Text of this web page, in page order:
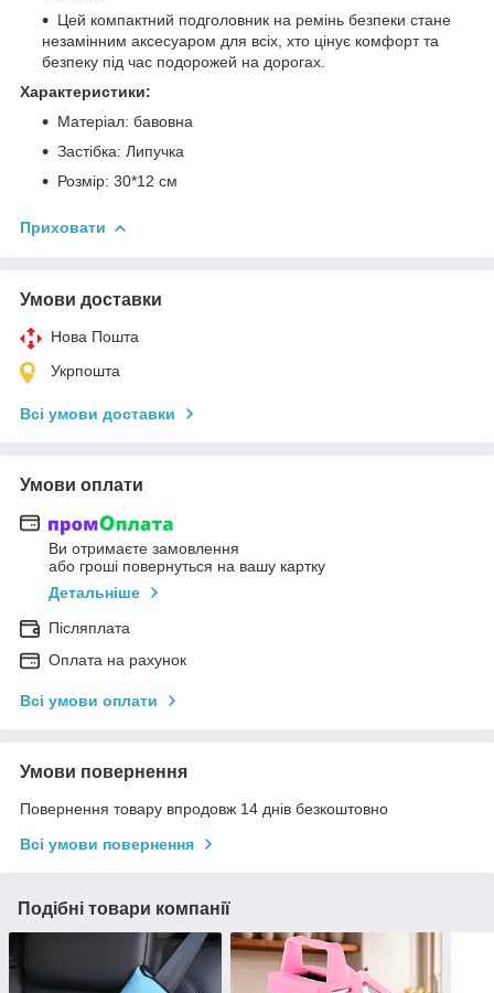
Цей компактний подголовник на ремінь безпеки стане
незамінним аксесуаром для всіх, хто цінує комфорт та
безпеку під час подорожей на дорогах.
Характеристики:
Матеріал: бавовна
Застібка: Липучка
Розмір: 30*12 см
Приховати
Умови доставки
Нова Пошта
Укрпошта
Всі умови доставки
Умови оплати
Ви отримаєте замовлення
або гроші повернуться на вашу картку
Детальніше
Післяплата
Оплата на рахунок
Всі умови оплати
Умови повернення
Повернення товару впродовж 14 днів безкоштовно
Всі умови повернення
Подібні товари компанії